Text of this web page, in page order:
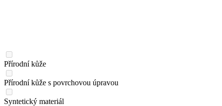
Přírodní kůže
Přírodní kůže s povrchovou úpravou
Syntetický materiál